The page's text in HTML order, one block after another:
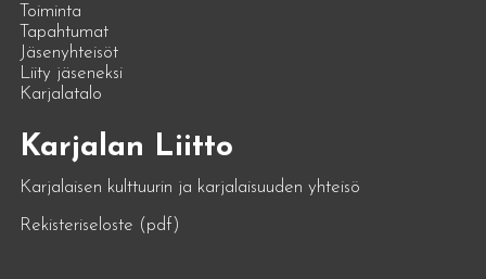
Toiminta
Tapahtumat
Jäsenyhteisöt
Liity jäseneksi
Karjalatalo
Karjalan Liitto
Karjalaisen kulttuurin ja karjalaisuuden yhteisö
Rekisteriseloste (pdf)